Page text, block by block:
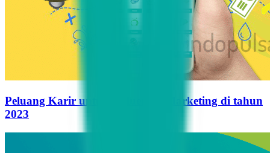
Peluang Karir untuk Influencer Marketing di tahun
2023